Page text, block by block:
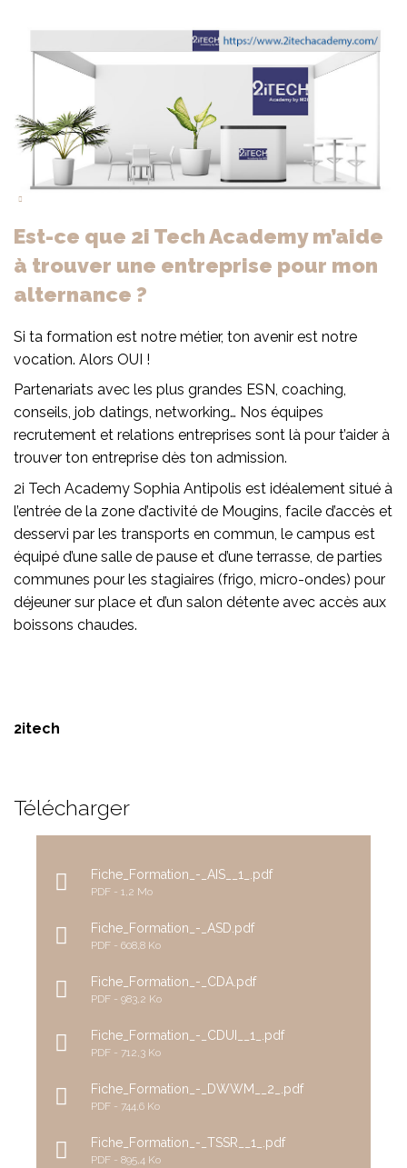
Est-ce que 2i Tech Academy m’aide
à trouver une entreprise pour mon
alternance ?
Si ta formation est notre métier, ton avenir est notre
vocation. Alors OUI !
Partenariats avec les plus grandes ESN, coaching,
conseils, job datings, networking… Nos équipes
recrutement et relations entreprises sont là pour t’aider à
trouver ton entreprise dès ton admission.
2i Tech Academy Sophia Antipolis est idéalement situé à
l’entrée de la zone d’activité de Mougins, facile d’accès et
desservi par les transports en commun, le campus est
équipé d’une salle de pause et d’une terrasse, de parties
communes pour les stagiaires (frigo, micro-ondes) pour
déjeuner sur place et d’un salon détente avec accès aux
boissons chaudes.
2itech
Télécharger
Fiche_Formation_-_AIS__1_.pdf
PDF 1,2 Mo
Fiche_Formation_-_ASD.pdf
PDF 608,8 Ko
Fiche_Formation_-_CDA.pdf
PDF 983,2 Ko
Fiche_Formation_-_CDUI__1_.pdf
PDF 712,3 Ko
Fiche_Formation_-_DWWM__2_.pdf
PDF 744,6 Ko
Fiche_Formation_-_TSSR__1_.pdf
PDF 895,4 Ko